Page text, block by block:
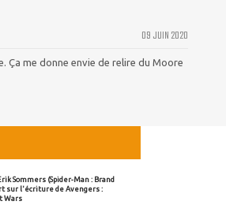
09 JUIN 2020
Ça me donne envie de relire du Moore
Sommers (Spider-Man : Brand
sur l'écriture de Avengers :
Wars